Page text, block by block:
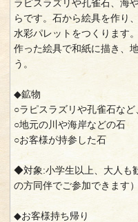
ラピスラズリや孔雀石、海
らです。石から絵具を作り
水彩パレットをつくります。
作った絵具で和紙に描き、
う。
◆鉱物
○ラピスラズリや孔雀石な
○地元の川や海岸などの石
○お客様が持参した石
◆対象:小学生以上、大人も
の方同伴でご参加できます）
◆お客様持ち帰り